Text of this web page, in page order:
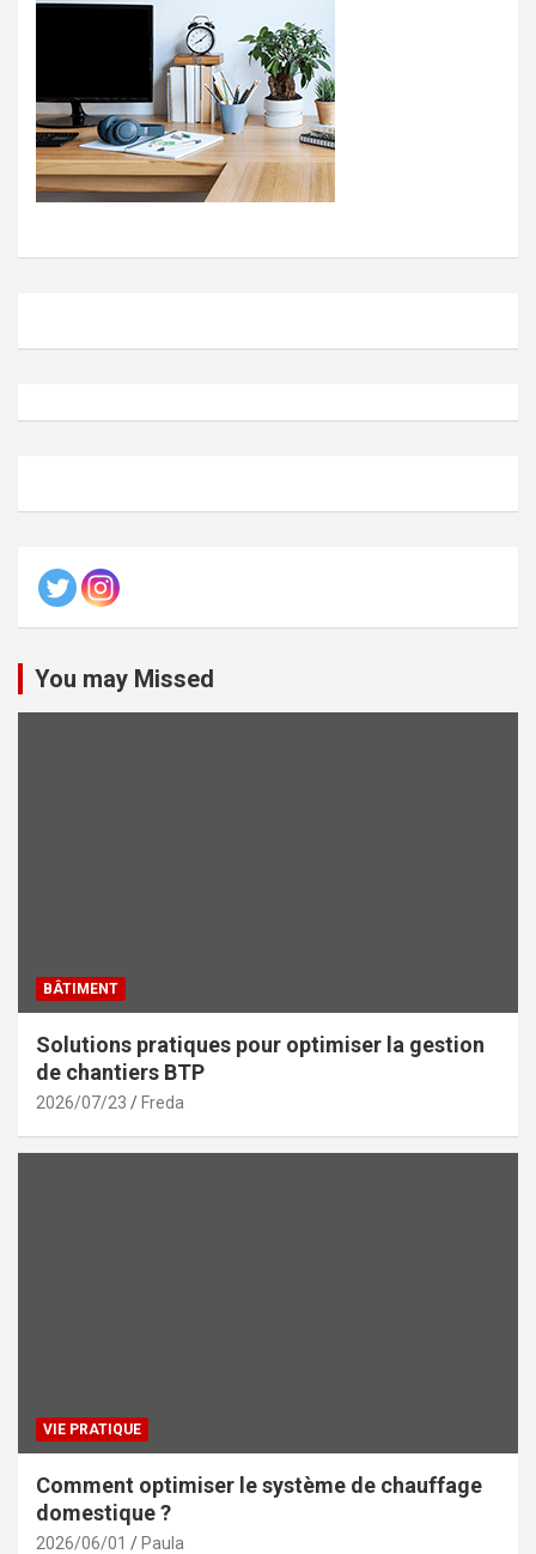
You may Missed
BÂTIMENT
Solutions pratiques pour optimiser la gestion
de chantiers BTP
2026/07/23 Freda
VIE PRATIQUE
Comment optimiser le système de chauffage
domestique ?
2026/06/01 Paula